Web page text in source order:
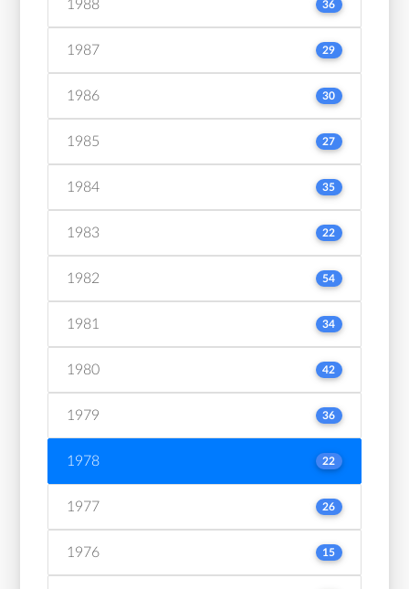
1988 36
1987 29
1986 30
1985 27
1984 35
1983 22
1982 54
1981 34
1980 42
1979 36
1978 22
1977 26
1976 15